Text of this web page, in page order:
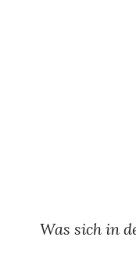
Was sich in